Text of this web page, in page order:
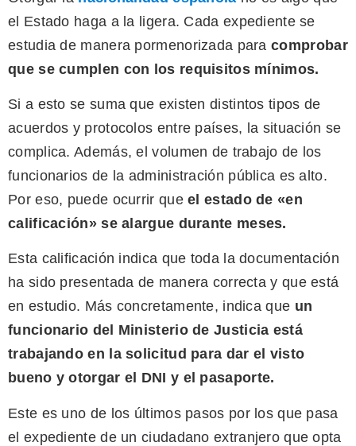
el Estado haga a la ligera. Cada expediente se
estudia de manera pormenorizada paracomprobar
que se cumplen con los requisitos mínimos.
Si a esto se suma que existen distintos tipos de
acuerdos y protocolos entre países, la situación se
complica. Además, el volumen de trabajo de los
funcionarios de la administración pública es alto.
Por eso, puede ocurrir queel estado de «en
calificación» se alargue durante meses.
Esta calificación indica que toda la documentación
ha sido presentada de manera correcta y que está
en estudio. Más concretamente, indica que un
funcionario del Ministerio de Justicia está
trabajando en la solicitud para dar el visto
bueno y otorgar el DNI y el pasaporte.
Este es uno de los últimos pasos por los que pasa
el expediente de un ciudadano extranjero que opta